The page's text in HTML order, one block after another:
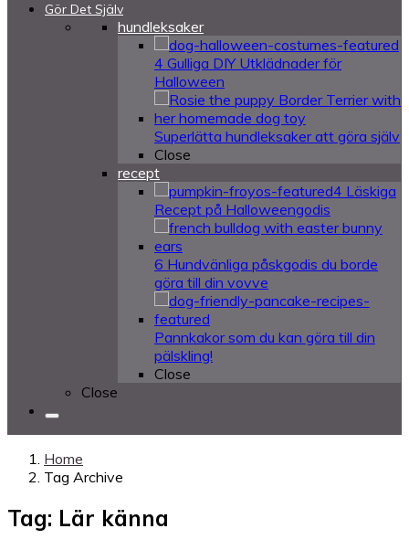
Gör Det Själv
hundleksaker
4 Gulliga DIY Utklädnader för
Halloween
Superlätta hundleksaker att göra själv
Close
recept
4 Läskiga
Recept på Halloweengodis
6 Hundvänliga påskgodis du borde
göra till din vovve
Pannkakor som du kan göra till din
pälskling!
Close
Close
Home
Tag Archive
Tag: Lär känna